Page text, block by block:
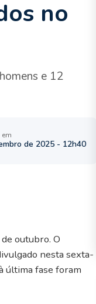
no
e 12
de 2025 - 12h40
outubro. O
nesta sexta-
última fase foram